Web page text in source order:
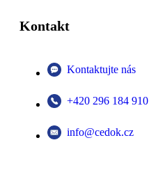
Kontakt
Kontaktujte nás
+420 296 184 910
info@cedok.cz